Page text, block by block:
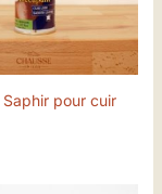
pour cuir